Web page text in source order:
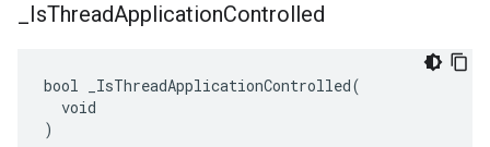
IsThreadApplicationControlled
bool _IsThreadApplicationControlled(
  void
)